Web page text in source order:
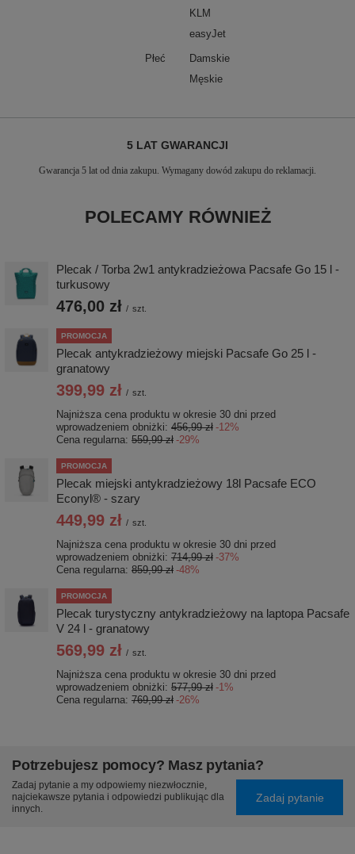
KLM
easyJet
Płeć
Damskie
Męskie
5 LAT GWARANCJI
Gwarancja 5 lat od dnia zakupu. Wymagany dowód zakupu do reklamacji.
POLECAMY RÓWNIEŻ
Plecak / Torba 2w1 antykradzieżowa Pacsafe Go 15 l -
turkusowy
476,00 zł / szt.
PROMOCJA
Plecak antykradzieżowy miejski Pacsafe Go 25 l -
granatowy
399,99 zł / szt.
Najniższa cena produktu w okresie 30 dni przed
wprowadzeniem obniżki: 456,99 zł -12%
Cena regularna: 559,99 zł -29%
PROMOCJA
Plecak miejski antykradzieżowy 18l Pacsafe ECO
Econyl® - szary
449,99 zł / szt.
Najniższa cena produktu w okresie 30 dni przed
wprowadzeniem obniżki: 714,99 zł -37%
Cena regularna: 859,99 zł -48%
PROMOCJA
Plecak turystyczny antykradzieżowy na laptopa Pacsafe
V 24 l - granatowy
569,99 zł / szt.
Najniższa cena produktu w okresie 30 dni przed
wprowadzeniem obniżki: 577,99 zł -1%
Cena regularna: 769,99 zł -26%
Potrzebujesz pomocy? Masz pytania?
Zadaj pytanie a my odpowiemy niezwłocznie,
najciekawsze pytania i odpowiedzi publikując dla
innych.
Zadaj pytanie